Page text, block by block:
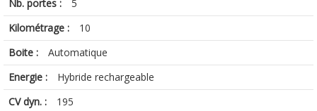
Nb. portes :
5
Kilométrage :
10
Boite :
Automatique
Energie :
Hybride rechargeable
CV dyn. :
195